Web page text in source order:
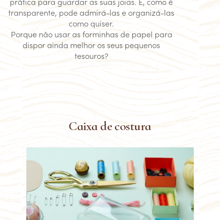
transparente, pode admirá-las e organizá-las
como quiser.
Porque não usar as forminhas de papel para
dispor ainda melhor os seus pequenos
tesouros?
Caixa de costura